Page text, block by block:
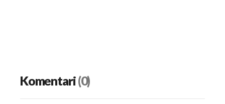
Komentari(0)